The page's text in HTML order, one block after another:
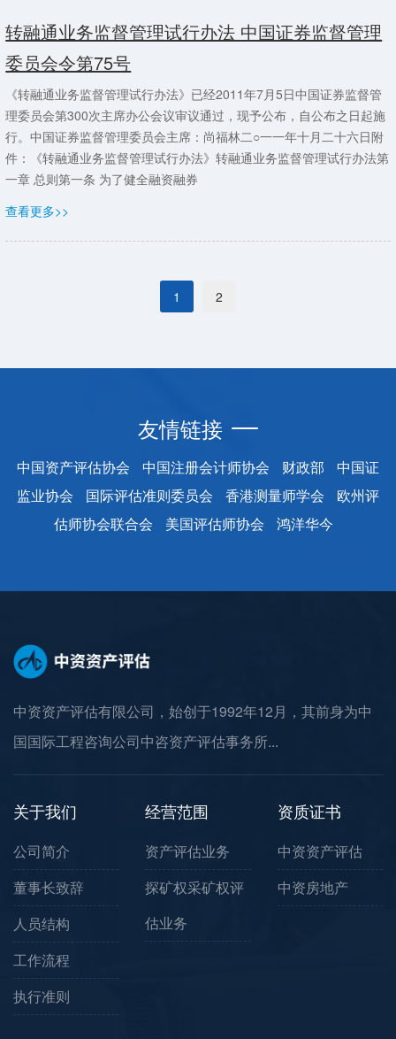
转融通业务监督管理试行办法 中国证券监督管理
委员会令第75号
《转融通业务监督管理试行办法》已经2011年7月5日中国证券监督管
理委员会第300次主席办公会议审议通过，现予公布，自公布之日起施
行。中国证券监督管理委员会主席：尚福林二○一一年十月二十六日附
件：《转融通业务监督管理试行办法》转融通业务监督管理试行办法第
一章 总则第一条 为了健全融资融券
查看更多>>
1 2
友情链接
中国资产评估协会 中国注册会计师协会 财政部
中国证
监业协会
国际评估准则委员会 香港测量师学会
欧州评
估师协会联合会
美国评估师协会 鸿洋华今
中资资产评估有限公司，始创于1992年12月，其前身为中
国国际工程咨询公司中咨资产评估事务所...
关于我们
公司简介
董事长致辞
人员结构
工作流程
执行准则
经营范围
资产评估业务
探矿权采矿权评
估业务
资质证书
中资资产评估
中资房地产